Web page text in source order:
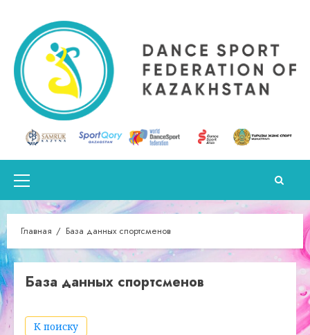
содержимому
Основное
меню
Главная База данных спортсменов
База данных спортсменов
К поиску